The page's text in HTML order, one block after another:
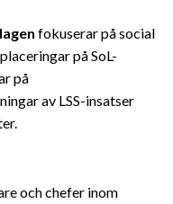
fokuserar på social
på SoL-
på
av LSS-insatser
och chefer inom